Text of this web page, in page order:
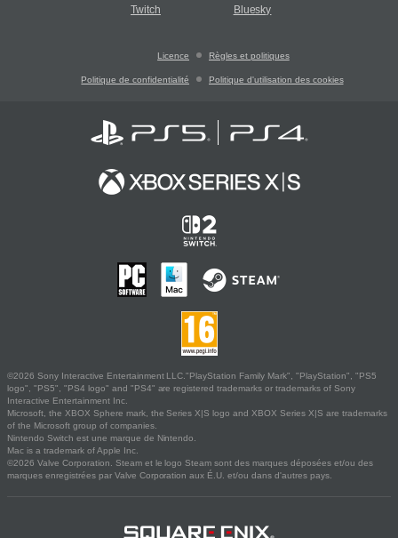
Twitch Bluesky
Licence Règles et politiques
Politique de confidentialité Politique d'utilisation des cookies
©2026 Sony Interactive Entertainment LLC."PlayStation Family Mark", "PlayStation", "PS5
logo", "PS5", "PS4 logo" and "PS4" are registered trademarks or trademarks of Sony
Interactive Entertainment Inc.
Microsoft, the XBOX Sphere mark, the Series X|S logo and XBOX Series X|S are trademarks
of the Microsoft group of companies.
Nintendo Switch est une marque de Nintendo.
Mac is a trademark of Apple Inc.
©2026 Valve Corporation. Steam et le logo Steam sont des marques déposées et/ou des
marques enregistrées par Valve Corporation aux É.U. et/ou dans d'autres pays.